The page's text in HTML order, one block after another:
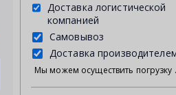
Доставка логистической
компанией
Самовывоз
Доставка
Мы можем осуществить погрузку